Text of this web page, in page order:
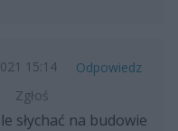
15:14
Odpowiedz
Zgłoś
słychać na budowie